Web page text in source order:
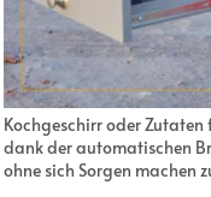
Kochgeschirr oder
dank der automatischen
ohne sich Sorgen machen